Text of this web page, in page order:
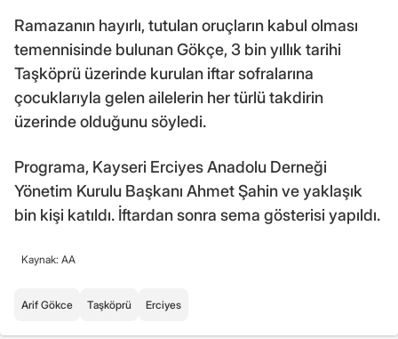
Ramazanın hayırlı, tutulan oruçların kabul olması
temennisinde bulunan Gökçe, 3 bin yıllık tarihi
Taşköprü üzerinde kurulan iftar sofralarına
çocuklarıyla gelen ailelerin her türlü takdirin
üzerinde olduğunu söyledi.
Programa, Kayseri Erciyes Anadolu Derneği
Yönetim Kurulu Başkanı Ahmet Şahin ve yaklaşık
bin kişi katıldı. İftardan sonra sema gösterisi yapıldı.
Kaynak: AA
Arif Gökce Taşköprü Erciyes